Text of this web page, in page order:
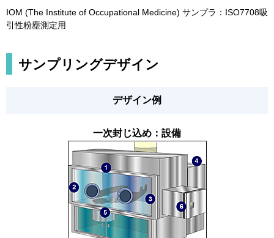
IOM (The Institute of Occupational Medicine) サンプラ：ISO7708吸
引性粉塵測定用
サンプリングデザイン
デザイン例
一次封じ込め：設備